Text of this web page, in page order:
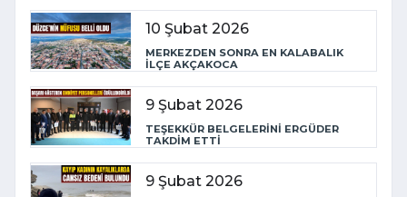
10 Şubat 2026
MERKEZDEN SONRA EN KALABALIK
İLÇE AKÇAKOCA
9 Şubat 2026
TEŞEKKÜR BELGELERİNİ ERGÜDER
TAKDİM ETTİ
9 Şubat 2026